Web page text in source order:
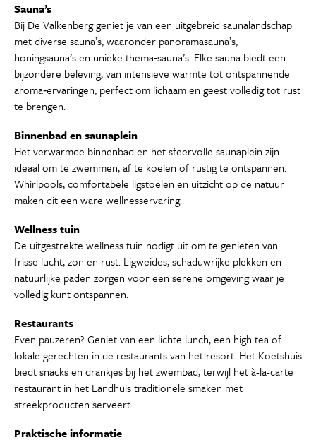
Sauna’s
Bij De Valkenberg geniet je van een uitgebreid saunalandschap
met diverse sauna’s, waaronder panoramasauna’s,
honingsauna’s en unieke thema‑sauna’s. Elke sauna biedt een
bijzondere beleving, van intensieve warmte tot ontspannende
aroma‑ervaringen, perfect om lichaam en geest volledig tot rust
te brengen.
Binnenbad en saunaplein
Het verwarmde binnenbad en het sfeervolle saunaplein zijn
ideaal om te zwemmen, af te koelen of rustig te ontspannen.
Whirlpools, comfortabele ligstoelen en uitzicht op de natuur
maken dit een ware wellnesservaring.
Wellness tuin
De uitgestrekte wellness tuin nodigt uit om te genieten van
frisse lucht, zon en rust. Ligweides, schaduwrijke plekken en
natuurlijke paden zorgen voor een serene omgeving waar je
volledig kunt ontspannen.
Restaurants
Even pauzeren? Geniet van een lichte lunch, een high tea of
lokale gerechten in de restaurants van het resort. Het Koetshuis
biedt snacks en drankjes bij het zwembad, terwijl het à-la-carte
restaurant in het Landhuis traditionele smaken met
streekproducten serveert.
Praktische informatie